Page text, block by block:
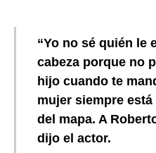
“Yo no sé quién le
cabeza porque no
hijo cuando te
mujer siempre
del mapa. A
dijo el actor.